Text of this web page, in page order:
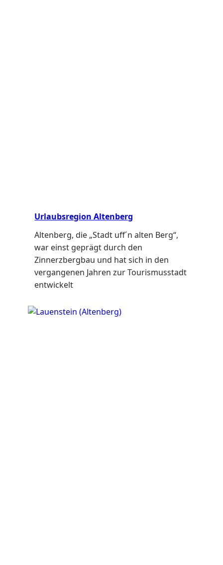
Urlaubsregion Altenberg
Altenberg, die „Stadt uff´n alten Berg“,
war einst geprägt durch den
Zinnerzbergbau und hat sich in den
vergangenen Jahren zur Tourismusstadt
entwickelt